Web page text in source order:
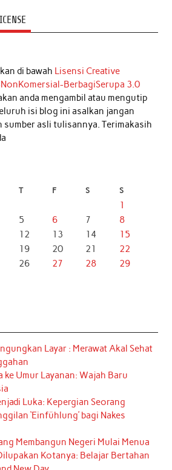
di bawah Lisensi Creative
BerbagiSerupa 3.0
anda mengambil atau mengutip
isi blog ini asalkan jangan
sumber asli tulisannya. Terimakasih
T F S S
1
5 6 7
8
12 13 14
15
19 20 21
22
26 27 28
29
Layar : Merawat Akal Sehat
ke Umur Layanan: Wajah Baru
Luka: Kepergian Seorang
‘Einfühlung’ bagi Nakes
Membangun Negeri Mulai Menua
Kotanya: Belajar Bertahan